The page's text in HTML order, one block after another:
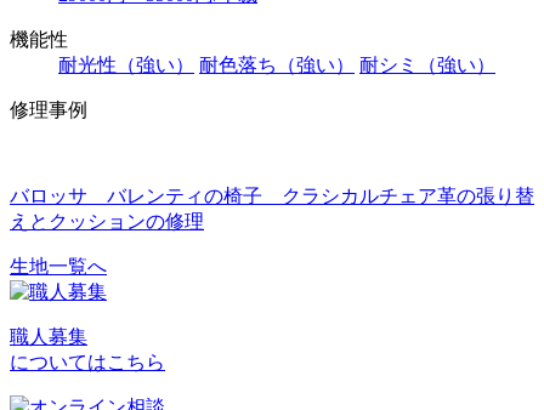
機能性
耐光性（強い）
耐色落ち（強い） 耐シミ（強い）
修理事例
バロッサ バレンティの椅子 クラシカルチェア革の張り替
えとクッションの修理
投
ナ
ビ
生地一覧へ
職人募集
についてはこちら